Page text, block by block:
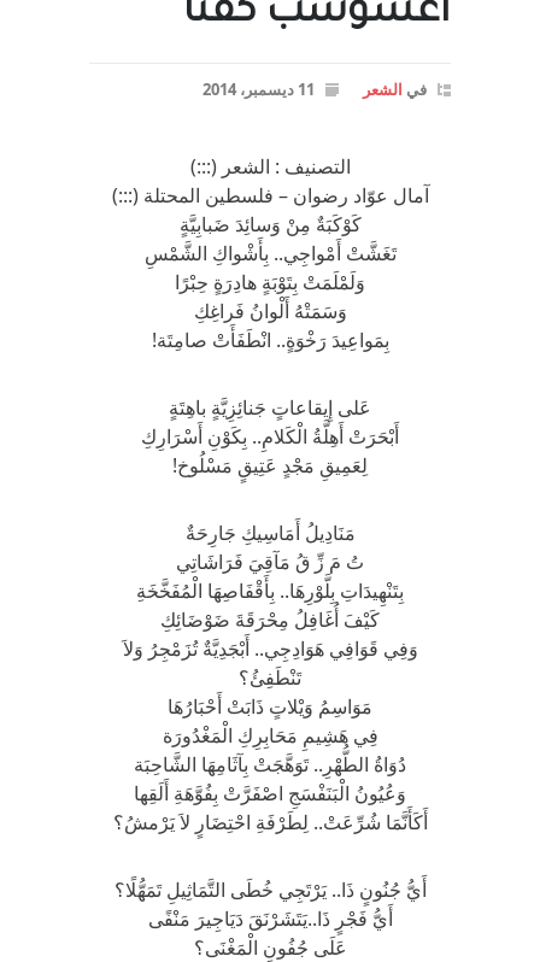
اعْشَوْشَبَ كَفَنًا
في الشعر 11 ديسمبر، 2014
التصنيف : الشعر (:::)
آمال عوّاد رضوان – فلسطين المحتلة (:::)
كَوْكَبَةٌ مِنْ وَسائِدَ ضَبابِيَّةٍ
تَغَشَّتْ أَمْواجِي.. بِأَشْواكِ الشَّمْسِ
وَلَمْلَمَتْ بِتَوْبَةٍ هادِرَةٍ حِبْرًا
وَسَمَتْهُ أَلْوانُ فَراغِكِ
بِمَواعِيدَ رَخْوَةٍ.. انْطَفَأَتْ صامِتَة!
عَلى إِيقاعاتٍ جَنائِزِيَّةٍ باهِتَةٍ
أَبْحَرَتْ أَهِلَّةُ الْكَلامِ.. بِكَوْنِ أَسْرَارِكِ
لِعَمِيقِ مَجْدٍ عَتِيقٍ مَسْلُوخ!
مَنَادِيلُ أَمَاسِيكِ جَارِحَةٌ
تُ مَ زِّ قُ مَآقِيَ فَرَاشَاتِي
بِتَنْهِيدَاتِ بِلَّوْرِهَا.. بِأَقْفَاصِهَا الْمُفَخَّخَةِ
كَيْفَ أُغَافِلُ مِحْرَقَةَ ضَوْضَائِكِ
وَفِي قَوَافِي هَوَادِجِي.. أَبْجَدِيَّةٌ تُزَمْجِرُ وَلاَ
تَنْطَفِئُ؟
مَوَاسِمُ وَيْلاتٍ ذَابَتْ أَحْبَارُهَا
فِي هَشِيمِ مَحَابِرِكِ الْمَغْدُورَة
دُوَاةُ الطُّهْرِ.. تَوَهَّجَتْ بِآثَامِهَا الشَّاحِبَة
وَعُيُونُ الْبَنَفْسَجِ اصْفَرَّتْ بِفُوَّهَةِ أَلَقِها
أَكَأَنَّمَا شُرِّعَتْ.. لِطَرْفَةِ احْتِضَارٍ لاَ يَرْمشُ؟
أَيُّ جُنُونٍ ذَا.. يَرْتَجِي خُطَى التَّمَاثِيلِ تَمَهُّلًا؟
أَيُّ فَجْرٍ ذَا..يَتَشَرْنَقَ دَيَاجِيرَ مَنْفًى
عَلَى جُفُونِ الْمَغْنَى؟